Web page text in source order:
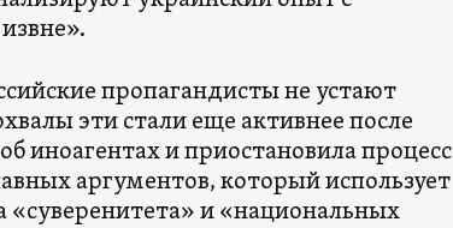
пропагандисты не устают
эти стали еще активнее после
иноагентах и приостановила процесс
аргументов, который использует
и «национальных